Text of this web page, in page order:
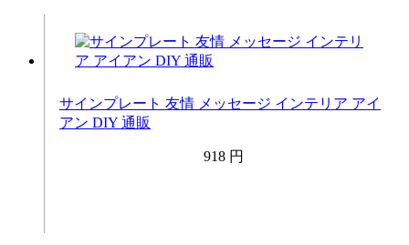
サインプレート 友情 メッセージ インテリア アイ
アン DIY 通販
918 円